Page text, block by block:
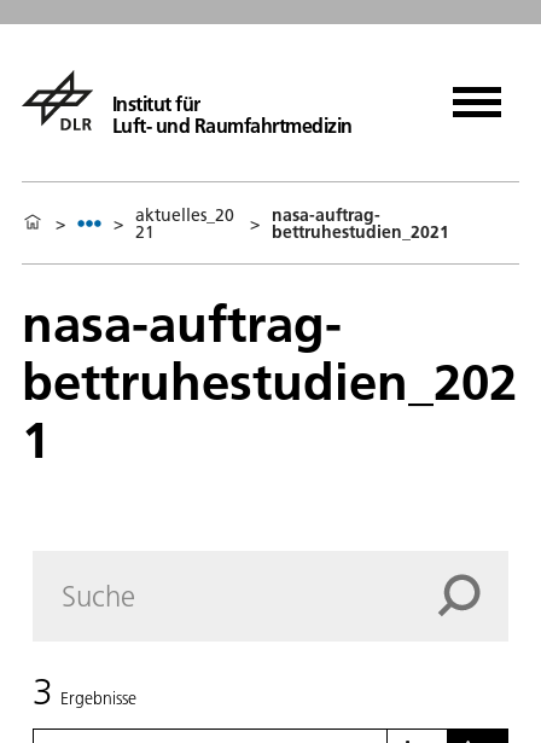
Institut für
Luft- und Raumfahrtmedizin
> > aktuelles_20
21 > nasa-auftrag-
bettruhestudien_2021
nasa-auftrag-
bettruhestudien_202
1
3 Ergebnisse